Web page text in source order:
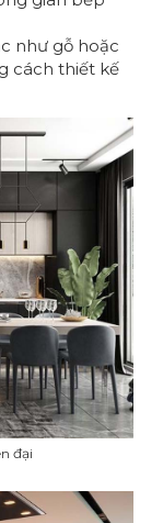
như gỗ hoặc
cách thiết kế
đại